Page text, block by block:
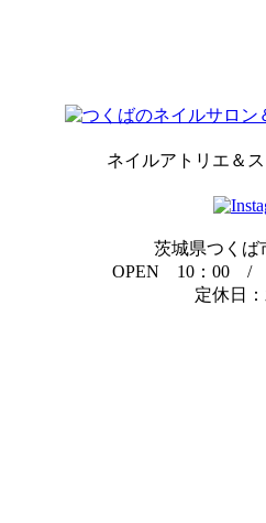
ネイルアトリエ＆
茨城県つくば
OPEN 10：00 /
定休日